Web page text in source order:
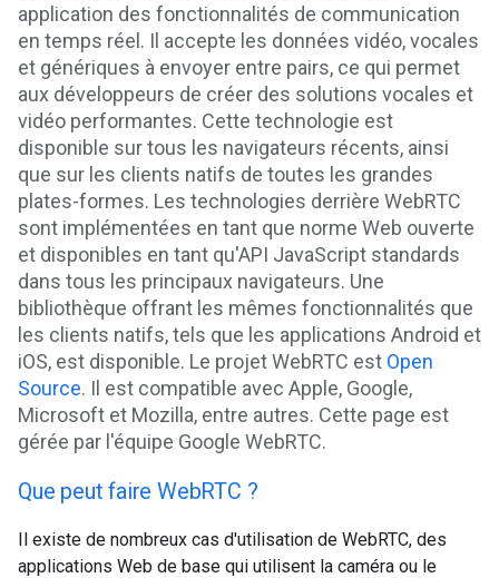
application des fonctionnalités de communication
en temps réel. Il accepte les données vidéo, vocales
et génériques à envoyer entre pairs, ce qui permet
aux développeurs de créer des solutions vocales et
vidéo performantes. Cette technologie est
disponible sur tous les navigateurs récents, ainsi
que sur les clients natifs de toutes les grandes
plates-formes. Les technologies derrière WebRTC
sont implémentées en tant que norme Web ouverte
et disponibles en tant qu'API JavaScript standards
dans tous les principaux navigateurs. Une
bibliothèque offrant les mêmes fonctionnalités que
les clients natifs, tels que les applications Android et
iOS, est disponible. Le projet WebRTC est Open
Source. Il est compatible avec Apple, Google,
Microsoft et Mozilla, entre autres. Cette page est
gérée par l'équipe Google WebRTC.
Que peut faire WebRTC ?
Il existe de nombreux cas d'utilisation de WebRTC, des
applications Web de base qui utilisent la caméra ou le